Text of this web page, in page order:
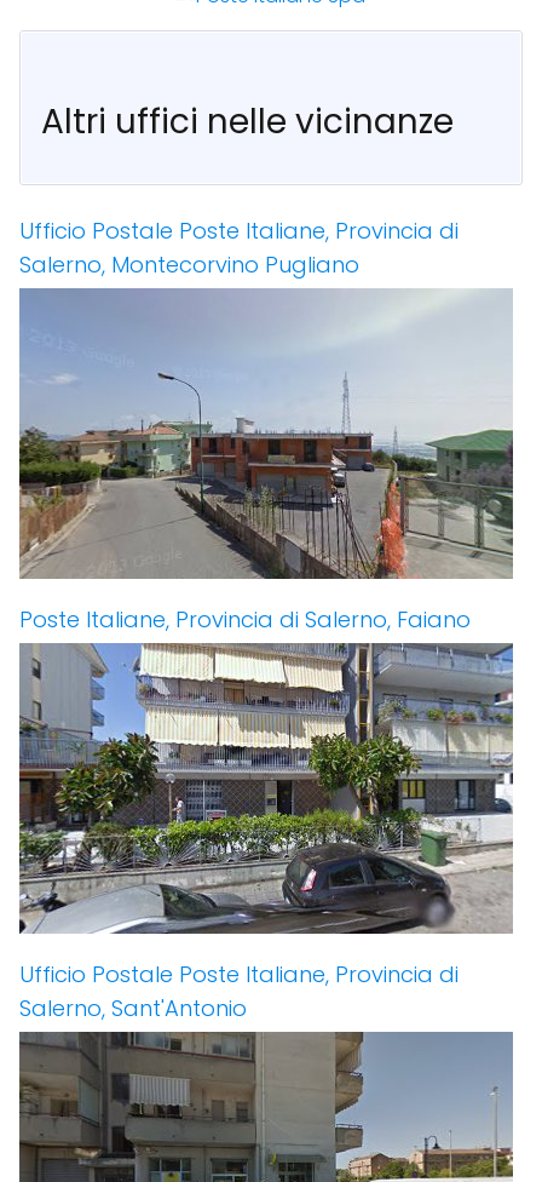
Altri uffici nelle vicinanze
Ufficio Postale Poste Italiane, Provincia di
Salerno, Montecorvino Pugliano
Poste Italiane, Provincia di Salerno, Faiano
Ufficio Postale Poste Italiane, Provincia di
Salerno, Sant'Antonio